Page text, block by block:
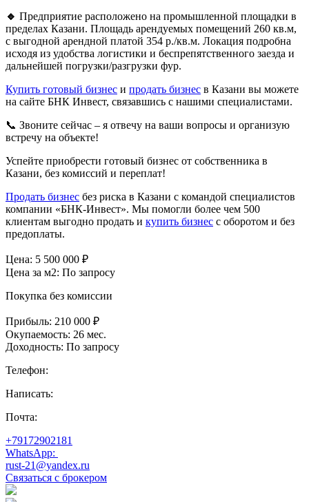
🔹 Предприятие расположено на промышленной площадки в
пределах Казани. Площадь арендуемых помещений 260 кв.м,
с выгодной арендной платой 354 р./кв.м. Локация подробна
исходя из удобства логистики и беспрепятственного заезда и
дальнейшей погрузки/разгрузки фур.
Купить готовый бизнес и продать бизнес в Казани вы можете
на сайте БНК Инвест, связавшись с нашими специалистами.
📞 Звоните сейчас – я отвечу на ваши вопросы и организую
встречу на объекте!
Успейте приобрести готовый бизнес от собственника в
Казани, без комиссий и переплат!
Продать бизнес без риска в Казани с командой специалистов
компании «БНК-Инвест». Мы помогли более чем 500
клиентам выгодно продать и купить бизнес с оборотом и без
предоплаты.
Цена: 5 500 000 ₽
Цена за м2: По запросу
Покупка без комиссии
Прибыль: 210 000 ₽
Окупаемость: 26 мес.
Доходность: По запросу
Телефон:
Написать:
Почта:
+79172902181
WhatsApp:
rust-21@yandex.ru
Связаться с брокером